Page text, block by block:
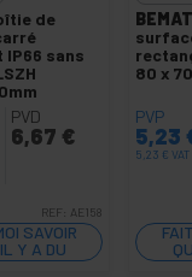
de
sans
PVD
6,67 €
REF: AE158
SAVOIR
Y A DU
80 x
PVP
5,23
5,23 €